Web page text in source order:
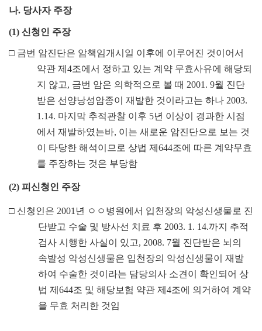
나. 당사자 주장
(1) 신청인 주장
□ 금번 암진단은 암책임개시일 이후에 이루어진 것이어서
약관 제4조에서 정하고 있는 계약 무효사유에 해당되
지 않고, 금번 암은 의학적으로 볼 때 2001. 9월 진단
받은 선양낭성암종이 재발한 것이라고는 하나 2003.
1.14. 마지막 추적관찰 이후 5년 이상이 경과한 시점
에서 재발하였는바, 이는 새로운 암진단으로 보는 것
이 타당한 해석이므로 상법 제644조에 따른 계약무효
를 주장하는 것은 부당함
(2) 피신청인 주장
□ 신청인은 2001 년 ㅇㅇ 병원에서 입천장의 악성신생물로 진
단받고 수술 및 방사선 치료 후 2003. 1. 14.까지 추적
검사 시행한 사실이 있고, 2008. 7월 진단받은 뇌의
속발성 악성신생물은 입천장의 악성신생물이 재발
하여 수술한 것이라는 담당의사 소견이 확인되어 상
법 제644조 및 해당보험 약관 제4조에 의거하여 계약
을 무효 처리한 것임